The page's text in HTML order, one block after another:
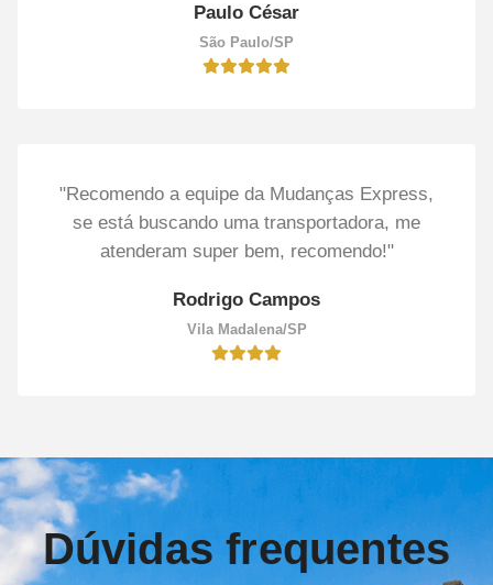
Paulo César
São Paulo/SP
"Recomendo a equipe da Mudanças Express,
se está buscando uma transportadora, me
atenderam super bem, recomendo!"
Rodrigo Campos
Vila Madalena/SP
Dúvidas frequentes